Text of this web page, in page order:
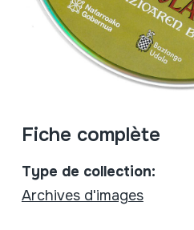
Fiche complète
Type de collection:
Archives d'images